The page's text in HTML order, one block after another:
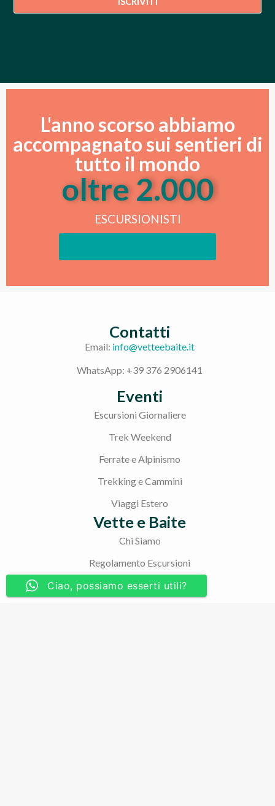
L'anno scorso abbiamo
accompagnato sui sentieri di
tutto il mondo
ESCURSIONISTI
oltre 2.000
Eventi
Escursioni Giornaliere
Trek Weekend
Ferrate e Alpinismo
Trekking e Cammini
Viaggi Estero
Vette e Baite
Chi Siamo
Regolamento Escursioni
Privacy Policy
Contatti
Email: info@vetteebaite.it
WhatsApp: +39 376 2906141
Ciao, possiamo esserti utili?